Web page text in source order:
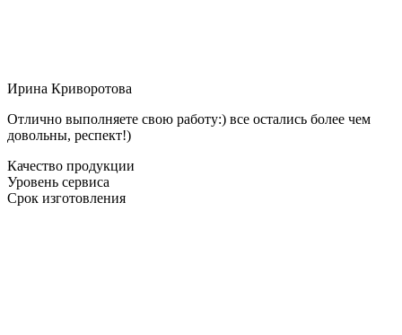
Ирина Криворотова
Отлично выполняете свою работу:) все остались более чем
довольны, респект!)
Качество продукции
Уровень сервиса
Срок изготовления